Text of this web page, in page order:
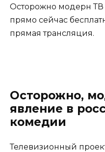
Осторожно модерн ТВ
прямо сейчас
прямая трансляция.
Осторожно,
явление в
комедии
Телевизионный